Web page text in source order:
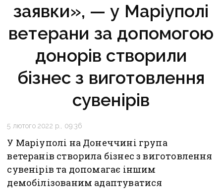
заявки», — у Маріуполі
ветерани за допомогою
донорів створили
бізнес з виготовлення
сувенірів
5 лютого 2022 р., 09:36
У Маріуполі на Донеччині група
ветеранів створила бізнес з виготовлення
сувенірів та допомагає іншим
демобілізованим адаптуватися